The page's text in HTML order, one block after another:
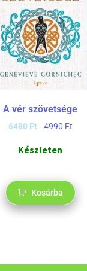
A vér szövetsége
6480Ft 4990 Ft
Készleten
Kosárba